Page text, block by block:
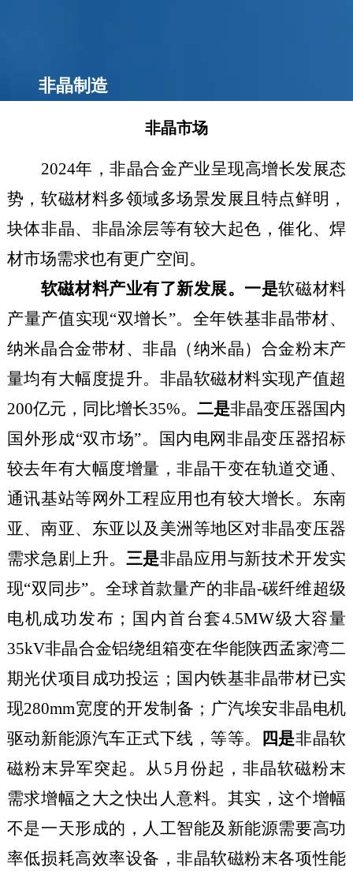
非晶制造
非晶市场
2024年，非晶合金产业呈现高增长发展态
势，软磁材料多领域多场景发展且特点鲜明 ，
块体非晶、非晶涂层等有较大起色，催化、焊
材市场需求也有更广空间。
软磁材料产业有了新发展。一是软磁材料
产量产值实现“双增长”。全年铁基非晶带材、
纳米晶合金带材、非晶（纳米晶）合金粉末产
量均有大幅度提升。非晶软磁材料实现产值超
200亿元，同比增长35%。二是非晶变压器国内
国外形成“双市场”。国内电网非晶变压器招标
较去年有大幅度增量 ，非晶干变在轨道交通、
通讯基站等网外工程应用也有较大增长。 东南
亚、南亚、东亚以及美洲等地区对非晶变压器
需求急剧上升。 三是非晶应用与新技术开发实
现“双同步”。全球首款量产的非晶-碳纤维超级
电机成功发布；国内首台套4.5MW级大容量
35kV非晶合金铝绕组箱变在华能陕西孟家湾二
期光伏项目成功投运；国内铁基非晶带材已实
现280mm宽度的开发制备；广汽埃安非晶电机
驱动新能源汽车正式下线，等等。
四是非晶软
磁粉末异军突起。 从 5 月份起，非晶软磁粉末
需求增幅之大之快出人意料。其实，这个增幅
不是一天形成的，人工智能及新能源需要高功
率低损耗高效率设备，非晶软磁粉末各项性能